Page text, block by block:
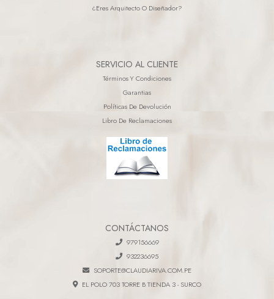
¿eres Arquitecto O Diseñador?
SERVICIO AL CLIENTE
Términos Y Condiciones
Garantias
Políticas De Devolución
Libro De Reclamaciones
CONTÁCTANOS
979156669
932236695
SOPORTE@CLAUDIARIVA.COM.PE
EL POLO 703 TORRE B TIENDA 3 - SURCO